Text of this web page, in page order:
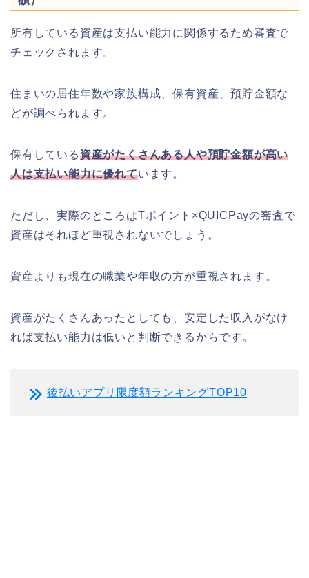
所有している資産は支払い能力に関係するため審査で
チェックされます。
住まいの居住年数や家族構成、保有資産、預貯金額な
どが調べられます。
保有している資産がたくさんある人や預貯金額が高い
人は支払い能力に優れています。
ただし、実際のところはTポイント×QUICPayの審査で
資産はそれほど重視されないでしょう。
資産よりも現在の職業や年収の方が重視されます。
資産がたくさんあったとしても、安定した収入がなけ
れば支払い能力は低いと判断できるからです。
後払いアプリ限度額ランキングTOP10